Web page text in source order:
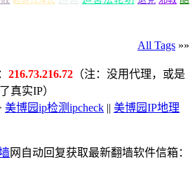
All Tags »»
216.73.216.72 （注：没用代理，或是
真实IP）
美博园ip检测ipcheck || 美博园IP地理
网自动回复获取最新翻墙软件信箱：